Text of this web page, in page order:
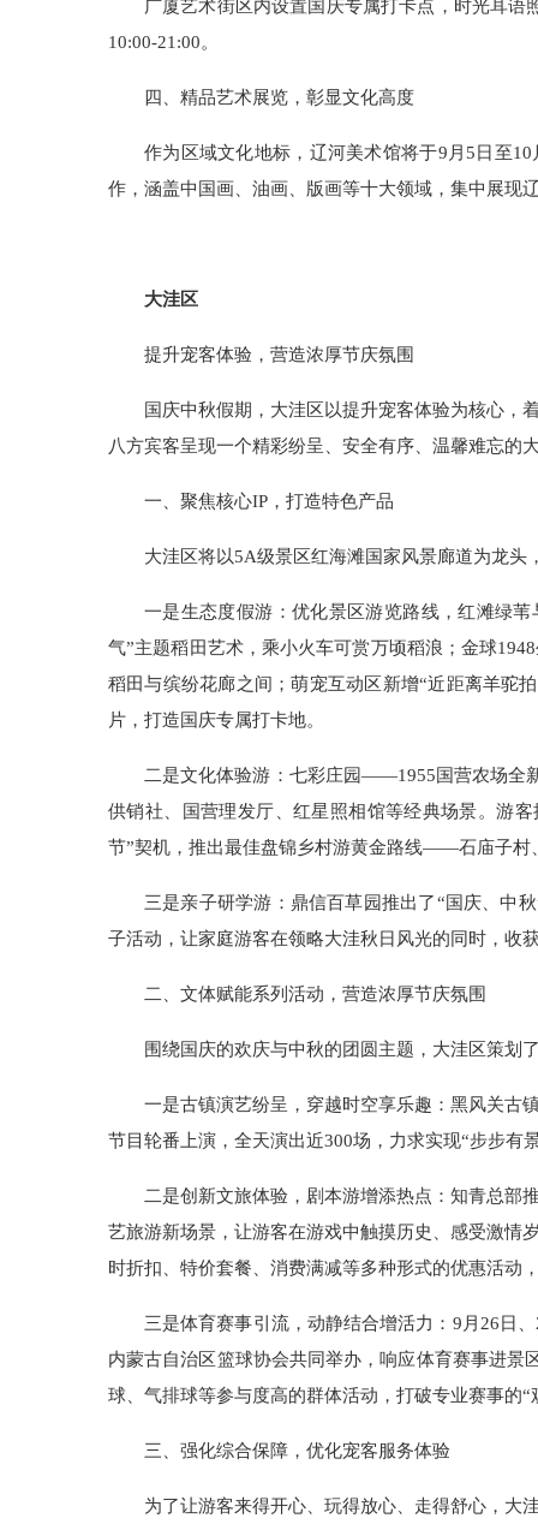
广厦艺术街区内设置国庆专属打卡点，时光耳
10:00-21:00。
四、精品艺术展览，彰显文化高度
作为区域文化地标，辽河美术馆将于9月5日至
作，涵盖中国画、油画、版画等十大领域，集中展现
大洼区
提升宠客体验，营造浓厚节庆氛围
国庆中秋假期，大洼区以提升宠客体验为核心，
八方宾客呈现一个精彩纷呈、安全有序、温馨难忘的
一、 聚焦核心IP，打造特色产品
大洼区将以5A级景区红海滩国家风景廊道为龙
一是生态度假游：优化景区游览路线，红滩绿
气”主题稻田艺术，乘小火车可赏万顷稻浪；金球
稻田与缤纷花廊之间；萌宠互动区新增“近距离羊驼
片，打造国庆专属打卡地。
二是文化体验游：七彩庄园——1955国营农场全
供销社、国营理发厅、红星照相馆等经典场景。游
节”契机，推出最佳盘锦乡村游黄金路线——石庙子村
三是亲子研学游：鼎信百草园推出了“国庆、中
子活动，让家庭游客在领略大洼秋日风光的同时，收
二、 文体赋能系列活动，营造浓厚节庆氛围
围绕国庆的欢庆与中秋的团圆主题，大洼区策划
一是古镇演艺纷呈，穿越时空享乐趣：黑风关古
节目轮番上演，全天演出近300场，力求实现“步步有
二是创新文旅体验，剧本游增添热点：知青总部
艺旅游新场景，让游客在游戏中触摸历史、感受激情
时折扣、特价套餐、消费满减等多种形式的优惠活动
三是体育赛事引流，动静结合增活力：9月26日
内蒙古自治区篮球协会共同举办，响应体育赛事进景
球、气排球等参与度高的群体活动，打破专业赛事的
三、 强化综合保障，优化宠客服务体验
为了让游客来得开心、玩得放心、走得舒心，大